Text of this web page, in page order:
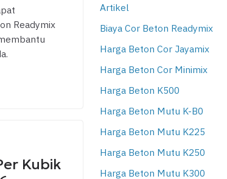
Readymix
Kubik
Artikel
Biaya Cor Beton Readymix
Harga Beton Cor Jayamix
Harga Beton Cor Minimix
Harga Beton K500
Harga Beton Mutu K-B0
Harga Beton Mutu K225
Harga Beton Mutu K250
Harga Beton Mutu K300